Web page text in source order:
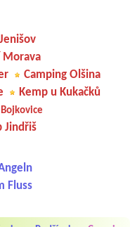
Morava
Camping Olšina
Kemp u Kukačků
Jindřiš
Fluss